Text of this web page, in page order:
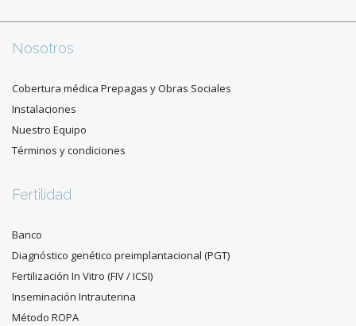
Nosotros
Cobertura médica Prepagas y Obras Sociales
Instalaciones
Nuestro Equipo
Términos y condiciones
Fertilidad
Banco
Diagnóstico genético preimplantacional (PGT)
Fertilización In Vitro (FIV / ICSI)
Inseminación Intrauterina
Método ROPA